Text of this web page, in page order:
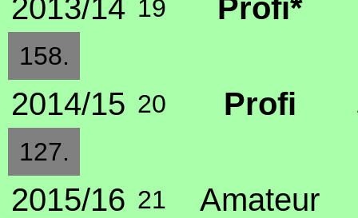
2013/14 19 Profi*
158.
2014/15 20 Profi
127.
2015/16 21 Amateur